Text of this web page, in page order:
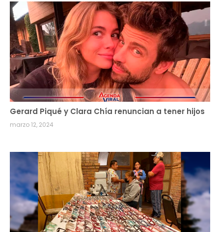
Gerard Piqué y Clara Chía renuncian a tener hijos
marzo 12, 2024